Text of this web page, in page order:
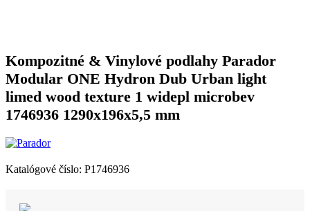
Kompozitné & Vinylové podlahy Parador
Modular ONE Hydron Dub Urban light
limed wood texture 1 widepl microbev
1746936 1290x196x5,5 mm
Katalógové číslo: P1746936